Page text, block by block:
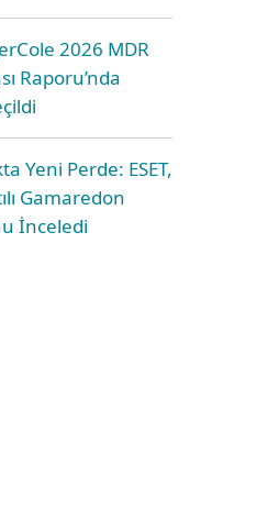
2026 MDR
Raporu’nda
Yeni Perde: ESET,
Gamaredon
İnceledi